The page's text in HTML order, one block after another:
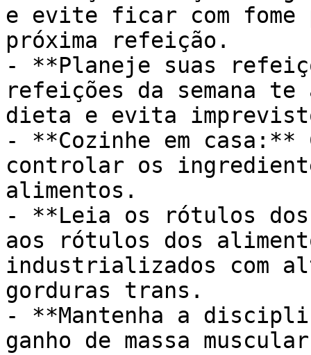
e evite ficar com fome
próxima refeição.
- **Planeje suas
refeições da semana
dieta e evita
- **Cozinhe em casa:**
controlar os
alimentos.
- **Leia os rótulos
aos rótulos dos
industrializados com
gorduras trans.
- **Mantenha a
ganho de massa